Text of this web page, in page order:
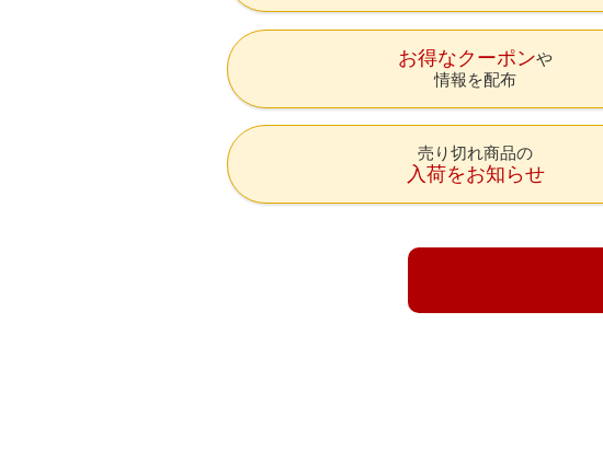
お得なクーポン
情報を配布
売り切れ商品の
入荷をお知らせ